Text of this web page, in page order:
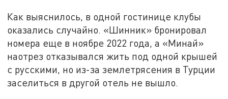
Как выяснилось, в одной гостинице клубы
оказались случайно. «Шинник» бронировал
номера еще в ноябре 2022 года, а «Минай»
наотрез отказывался жить под одной крышей
с русскими, но из-за землетрясения в Турции
заселиться в другой отель не вышло.